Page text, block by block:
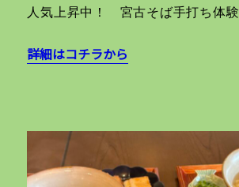
人気上昇中！ 宮古そば手打ち体験
詳細はコチラから